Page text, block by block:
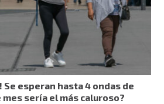
Se esperan hasta 4 ondas de
mes sería el más caluroso?